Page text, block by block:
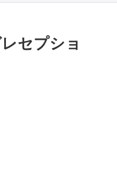
セプショ